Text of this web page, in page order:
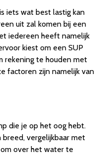
iets wat best lastig kan
uit zal komen bij een
iedereen heeft namelijk
kiest om een SUP
rekening te houden met
factoren zijn namelijk van
die je op het oog hebt.
vergelijkbaar met
over het water te